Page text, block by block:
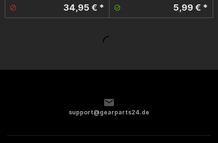
34,95 € * 5,99 € *
support@gearparts24.de